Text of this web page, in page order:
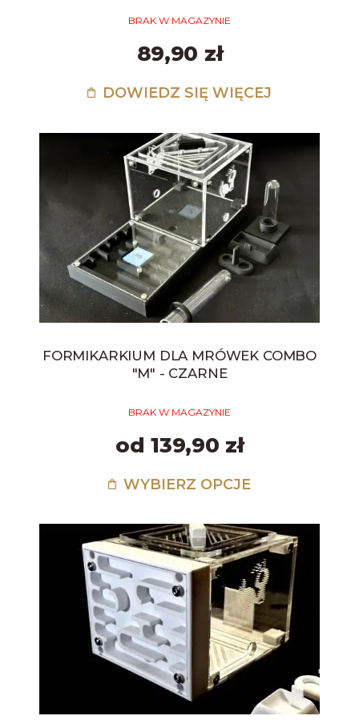
BRAK W MAGAZYNIE
89,90 zł
DOWIEDZ SIĘ WIĘCEJ
FORMIKARKIUM DLA MRÓWEK COMBO
"M" - CZARNE
BRAK W MAGAZYNIE
od 139,90 zł
WYBIERZ OPCJE